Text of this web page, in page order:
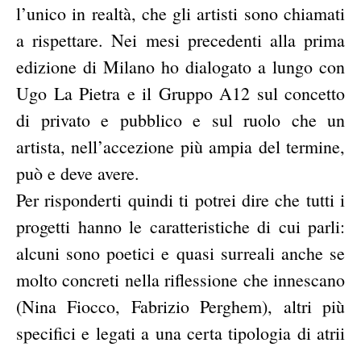
l’unico in realtà, che gli artisti sono chiamati
a rispettare. Nei mesi precedenti alla prima
edizione di Milano ho dialogato a lungo con
Ugo La Pietra e il Gruppo A12 sul concetto
di privato e pubblico e sul ruolo che un
artista, nell’accezione più ampia del termine,
può e deve avere.
Per risponderti quindi ti potrei dire che tutti i
progetti hanno le caratteristiche di cui parli:
alcuni sono poetici e quasi surreali anche se
molto concreti nella riflessione che innescano
(Nina Fiocco, Fabrizio Perghem), altri più
specifici e legati a una certa tipologia di atrii